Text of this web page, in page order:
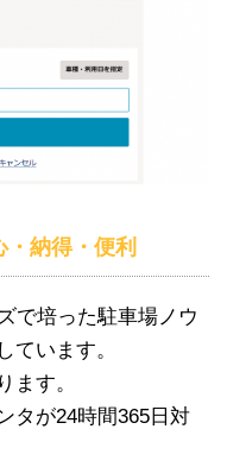
納得・便利
で培った駐車場ノウ
ています。
ます。
タが24時間365日対